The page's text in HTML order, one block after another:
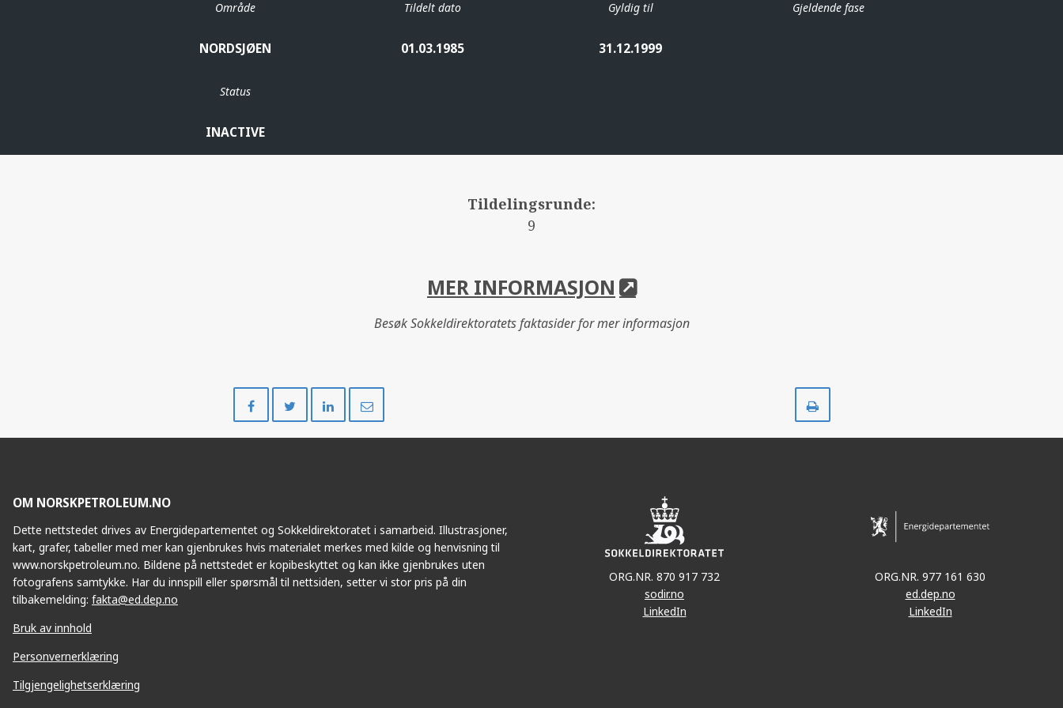
Område
NORDSJØEN
Tildelt dato
01.03.1985
Gyldig til
31.12.1999
Gjeldende fase
Status
INACTIVE
Tildelingsrunde:
9
MER INFORMASJON
Besøk Sokkeldirektoratets faktasider for mer informasjon
på
på
på
OM NORSKPETROLEUM.NO
Dette nettstedet drives av Energidepartementet og Sokkeldirektoratet i samarbeid. Illustrasjoner,
kart, grafer, tabeller med mer kan gjenbrukes hvis materialet merkes med kilde og henvisning til
www.norskpetroleum.no. Bildene på nettstedet er kopibeskyttet og kan ikke gjenbrukes uten
fotografens samtykke. Har du innspill eller spørsmål til nettsiden, setter vi stor pris på din
tilbakemelding: fakta@ed.dep.no
Bruk av innhold
Personvernerklæring
Tilgjengelighetserklæring
ORG.NR. 870 917 732
sodir.no
LinkedIn
ORG.NR. 977 161 630
ed.dep.no
LinkedIn